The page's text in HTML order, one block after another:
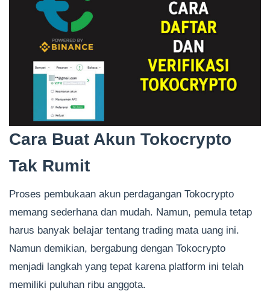
Cara Buat Akun Tokocrypto
Tak Rumit
Proses pembukaan akun perdagangan Tokocrypto
memang sederhana dan mudah. Namun, pemula tetap
harus banyak belajar tentang trading mata uang ini.
Namun demikian, bergabung dengan Tokocrypto
menjadi langkah yang tepat karena platform ini telah
memiliki puluhan ribu anggota.